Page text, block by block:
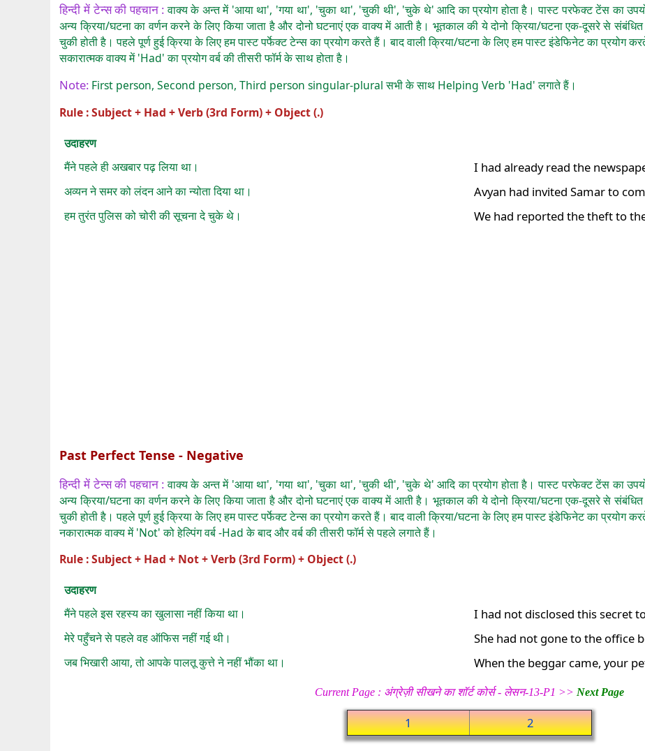
हिन्दी में टेन्स की पहचान :वाक्य के अन्त में 'आया था', 'गया था', 'चुका था', 'चुकी थी', 'चुके थे' आदि का प्रयोग होता है। पास्ट परफेक्ट टेंस का
अन्य क्रिया/घटना का वर्णन करने के लिए किया जाता है और दोनो घटनाएं एक वाक्य में आती है। भूतकाल की ये दोनो क्रिया/घटना एक-दूसरे से
चुकी होती है। पहले पूर्ण हुई क्रिया के लिए हम पास्ट पर्फेक्ट टेन्स का प्रयोग करते हैं। बाद वाली क्रिया/घटना के लिए हम पास्ट इंडेफिनेट का प्रयोग
सकारात्मक वाक्य में 'Had' का प्रयोग वर्ब की तीसरी फॉर्म के साथ होता है।
Note: First person, Second person, Third person singular-plural सभी के साथ Helping Verb 'Had' लगाते हैं।
Rule : Subject + Had + Verb (3rd Form) + Object (.)
उदाहरण
मैंने पहले ही अखबार पढ़ लिया था।
I had already read the
अव्यन ने समर को लंदन आने का न्योता दिया था। Avyan had invited Samar to
हम तुरंत पुलिस को चोरी की सूचना दे चुके थे। We had reported the theft to
Past Perfect Tense - Negative
हिन्दी में टेन्स की पहचान :वाक्य के अन्त में 'आया था', 'गया था', 'चुका था', 'चुकी थी', 'चुके थे' आदि का प्रयोग होता है। पास्ट परफेक्ट टेंस का
अन्य क्रिया/घटना का वर्णन करने के लिए किया जाता है और दोनो घटनाएं एक वाक्य में आती है। भूतकाल की ये दोनो क्रिया/घटना एक-दूसरे से
चुकी होती है। पहले पूर्ण हुई क्रिया के लिए हम पास्ट पर्फेक्ट टेन्स का प्रयोग करते हैं। बाद वाली क्रिया/घटना के लिए हम पास्ट इंडेफिनेट का प्रयोग
नकारात्मक वाक्य में 'Not' को हेल्पिंग वर्ब -Had के बाद और वर्ब की तीसरी फॉर्म से पहले लगाते हैं।
Rule : Subject + Had + Not + Verb (3rd Form) + Object (.)
उदाहरण
मैंने पहले इस रहस्य का खुलासा नहीं किया था।
I had not disclosed this secret
मेरे पहुँचने से पहले वह ऑफिस नहीं गई थी। She had not gone to the office
जब भिखारी आया, तो आपके पालतू कुत्ते ने नहीं भौंका था। When the beggar came, your
Current Page : अंग्रेज़ी सीखने का शॉर्ट कोर्स - लेसन-13-P1 >> Next Page
1 2